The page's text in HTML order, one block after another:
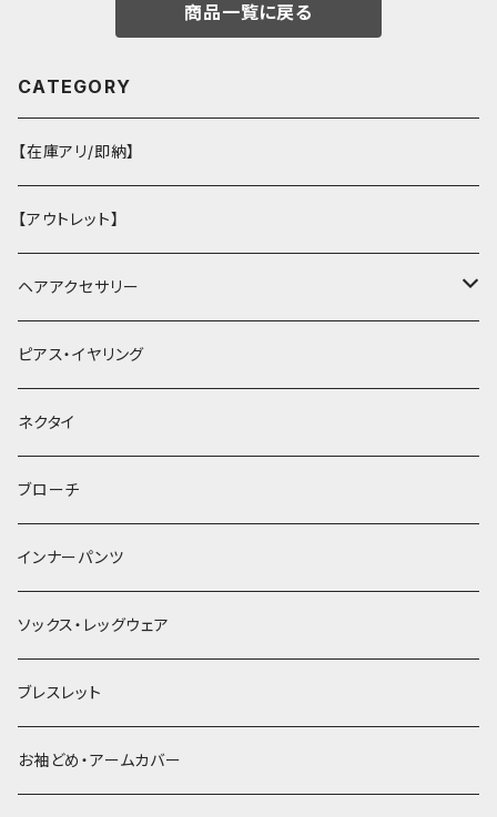
商品一覧に戻る
CATEGORY
【在庫アリ/即納】
【アウトレット】
ヘアアクセサリー
ヘアクリップ
ヘッドドレス・カチューシャ
ヘアゴム
簪
ピアス・イヤリング
ネクタイ
ブローチ
インナーパンツ
ソックス・レッグウェア
ブレスレット
お袖どめ・アームカバー